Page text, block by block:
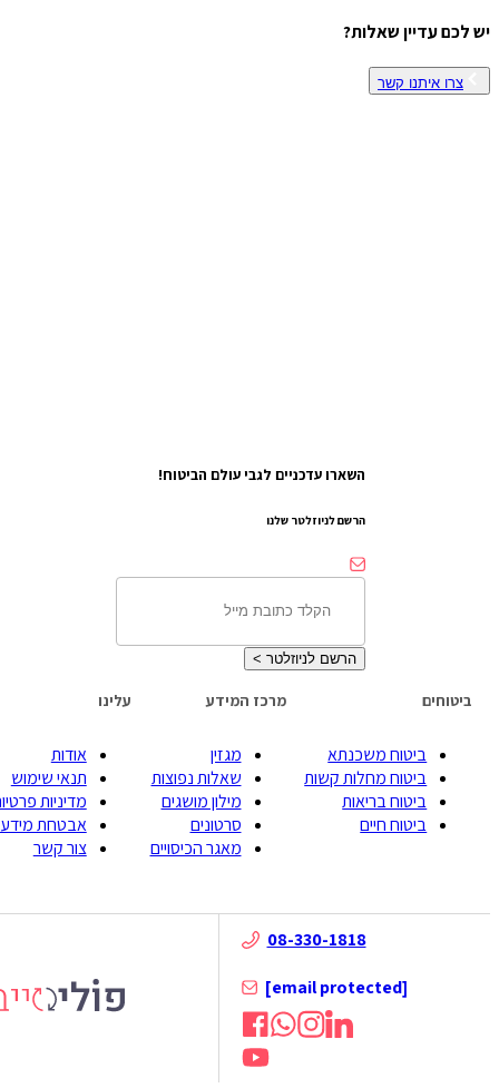
יש לכם עדיין שאלות?
צרו איתנו קשר
השארו עדכניים לגבי עולם הביטוח!
הרשם לניוזלטר שלנו
הרשם לניוזלטר >
ביטוחים
ביטוח משכנתא
ביטוח מחלות קשות
ביטוח בריאות
ביטוח חיים
מרכז המידע
מגזין
שאלות נפוצות
מילון מושגים
סרטונים
מאגר הכיסויים
עלינו
אודות
תנאי שימוש
מדיניות פרטיות
אבטחת מידע
צור קשר
08-330-1818
[email protected]